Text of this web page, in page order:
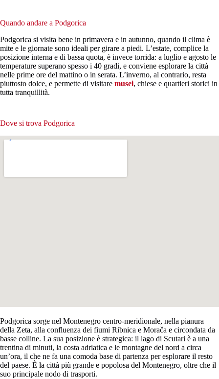
Quando andare a Podgorica
Podgorica si visita bene in primavera e in autunno, quando il clima è
mite e le giornate sono ideali per girare a piedi. L’estate, complice la
posizione interna e di bassa quota, è invece torrida: a luglio e agosto le
temperature superano spesso i 40 gradi, e conviene esplorare la città
nelle prime ore del mattino o in serata. L’inverno, al contrario, resta
piuttosto dolce, e permette di visitare musei, chiese e quartieri storici in
tutta tranquillità.
Dove si trova Podgorica
Podgorica sorge nel Montenegro centro-meridionale, nella pianura
della Zeta, alla confluenza dei fiumi Ribnica e Morača e circondata da
basse colline. La sua posizione è strategica: il lago di Scutari è a una
trentina di minuti, la costa adriatica e le montagne del nord a circa
un’ora, il che ne fa una comoda base di partenza per esplorare il resto
del paese. È la città più grande e popolosa del Montenegro, oltre che il
suo principale nodo di trasporti.